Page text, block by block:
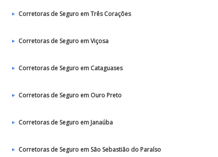
Corretoras de Seguro em Três Corações
Corretoras de Seguro em Viçosa
Corretoras de Seguro em Cataguases
Corretoras de Seguro em Ouro Preto
Corretoras de Seguro em Janaúba
Corretoras de Seguro em São Sebastião do Paraíso